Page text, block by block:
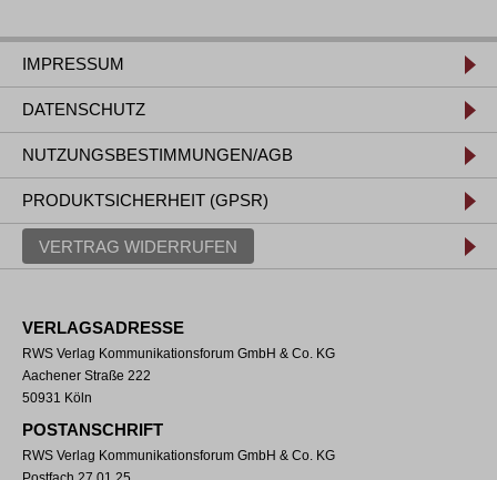
IMPRESSUM
DATENSCHUTZ
NUTZUNGSBESTIMMUNGEN/AGB
PRODUKTSICHERHEIT (GPSR)
VERTRAG WIDERRUFEN
VERLAGSADRESSE
RWS Verlag Kommunikationsforum GmbH & Co. KG
Aachener Straße 222
50931 Köln
POSTANSCHRIFT
RWS Verlag Kommunikationsforum GmbH & Co. KG